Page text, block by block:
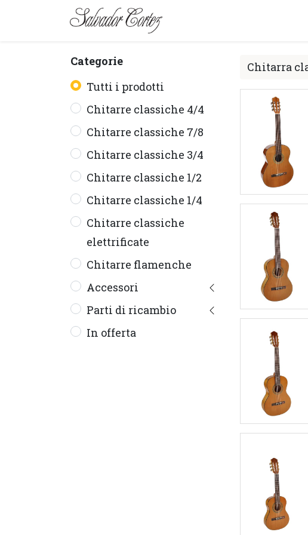
Categorie
Tutti i prodotti
Chitarre classiche 4/4
Chitarre classiche 7/8
Chitarre classiche 3/4
Chitarre classiche 1/2
Chitarre classiche 1/4
Chitarre classiche
elettrificate
Chitarre flamenche
Accessori
Parti di ricambio
In offerta